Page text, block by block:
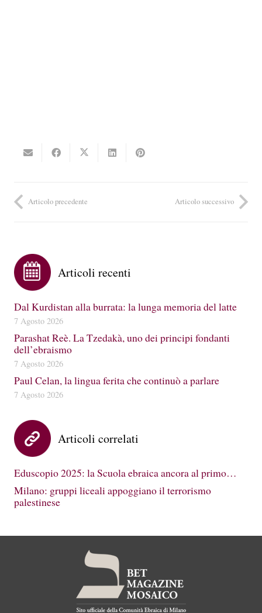
Articolo precedente Articolo successivo
Articoli recenti
Dal Kurdistan alla burrata: la lunga memoria del latte
7 Agosto 2026
Parashat Reè. La Tzedakà, uno dei principi fondanti
dell’ebraismo
7 Agosto 2026
Paul Celan, la lingua ferita che continuò a parlare
7 Agosto 2026
Articoli correlati
Eduscopio 2025: la Scuola ebraica ancora al primo…
Milano: gruppi liceali appoggiano il terrorismo
palestinese